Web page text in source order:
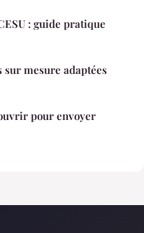
: guide pratique
mesure adaptées
pour envoyer